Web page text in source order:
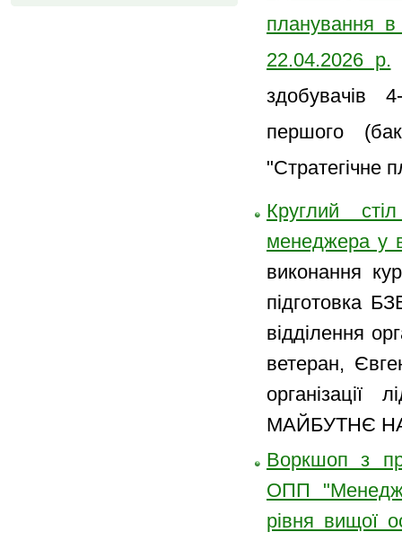
планування в
22.04.2026 р.
здобувачів
першого
"Стратегічне
Круглий
менеджера у
виконання
підготовка
відділення
ветеран,
МАЙБУТНЄ
Воркшоп з
ОПП
рівня вищої